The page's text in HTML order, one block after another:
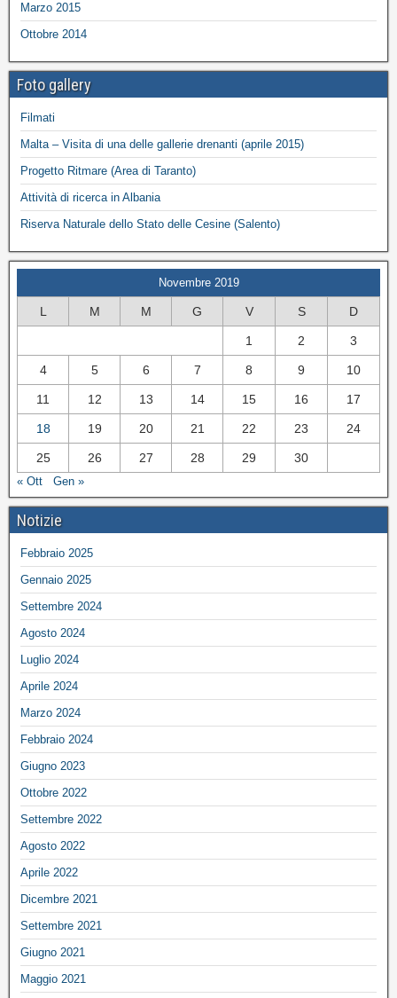
Marzo 2015
Ottobre 2014
Foto gallery
Filmati
Malta – Visita di una delle gallerie drenanti (aprile 2015)
Progetto Ritmare (Area di Taranto)
Attività di ricerca in Albania
Riserva Naturale dello Stato delle Cesine (Salento)
Novembre 2019
L M M G V S D
1 2 3
4 5 6 7 8 9 10
11 12 13 14 15 16 17
18 19 20 21 22 23 24
25 26 27 28 29 30
« Ott Gen »
Notizie
Febbraio 2025
Gennaio 2025
Settembre 2024
Agosto 2024
Luglio 2024
Aprile 2024
Marzo 2024
Febbraio 2024
Giugno 2023
Ottobre 2022
Settembre 2022
Agosto 2022
Aprile 2022
Dicembre 2021
Settembre 2021
Giugno 2021
Maggio 2021